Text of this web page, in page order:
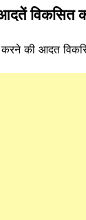
विकसित
करने की आदत